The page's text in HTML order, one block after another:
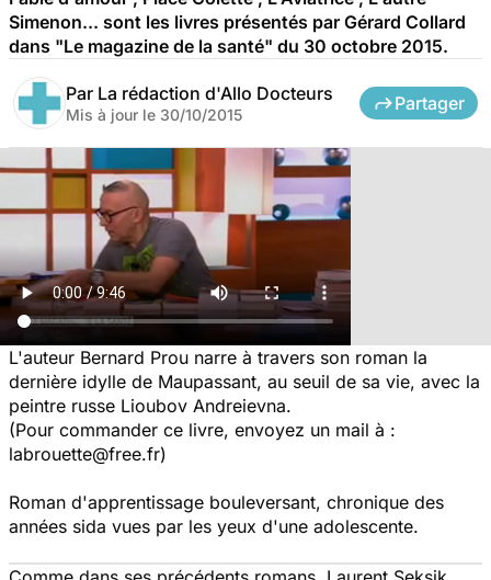
Simenon... sont les livres présentés par Gérard Collard
dans "Le magazine de la santé" du 30 octobre 2015.
Par La rédaction d'Allo Docteurs
Mis à jour le 30/10/2015
Partager
L'auteur Bernard Prou narre à travers son roman la
dernière idylle de Maupassant, au seuil de sa vie, avec la
peintre russe Lioubov Andreievna.
(Pour commander ce livre, envoyez un mail à :
labrouette@free.fr)
Roman d'apprentissage bouleversant, chronique des
années sida vues par les yeux d'une adolescente.